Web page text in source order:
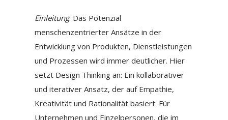
Einleitung: Das Potenzial
menschenzentrierter Ansätze in der
Entwicklung von Produkten, Dienstleistungen
und Prozessen wird immer deutlicher. Hier
setzt Design Thinking an: Ein kollaborativer
und iterativer Ansatz, der auf Empathie,
Kreativität und Rationalität basiert. Für
Unternehmen und Einzelpersonen, die im